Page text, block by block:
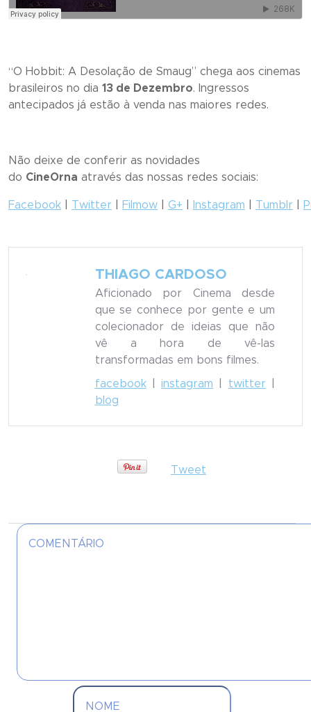
“O Hobbit: A Desolação de Smaug” chega aos cinemas
brasileiros no dia 13 de Dezembro. Ingressos
antecipados já estão à venda nas maiores redes.
Não deixe de conferir as novidades
do CineOrna através das nossas redes sociais:
Facebook Twitter Filmow G+ Instagram Tumblr
THIAGO CARDOSO
Aficionado por Cinema desde
que se conhece por gente e um
colecionador de ideias que não
vê a hora de vê-las
transformadas em bons filmes.
facebook|instagram twitter|
blog
Tweet